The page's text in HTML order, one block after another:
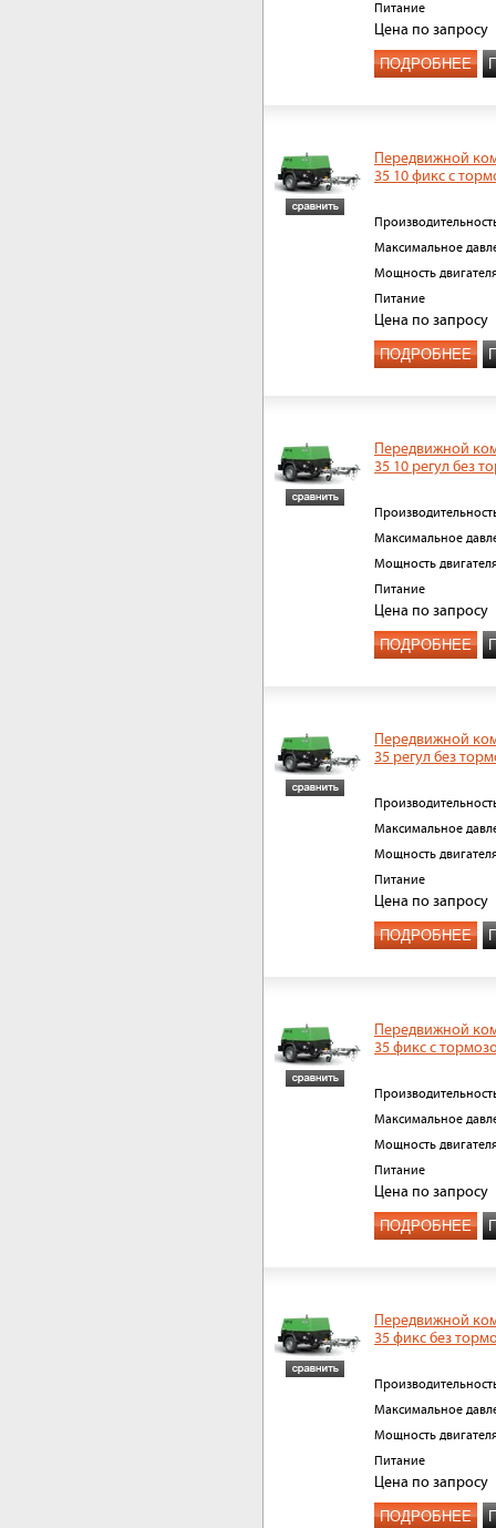
Питание
Цена по запросу
ПОДРОБНЕЕ
Передвижной
35 10 фикс с
Максимальное
Мощность
Питание
Цена по запросу
ПОДРОБНЕЕ
Передвижной
35 10 регул без
Максимальное
Мощность
Питание
Цена по запросу
ПОДРОБНЕЕ
Передвижной
35 регул без
Максимальное
Мощность
Питание
Цена по запросу
ПОДРОБНЕЕ
Передвижной
35 фикс с
Максимальное
Мощность
Питание
Цена по запросу
ПОДРОБНЕЕ
Передвижной
35 фикс без
Максимальное
Мощность
Питание
Цена по запросу
ПОДРОБНЕЕ